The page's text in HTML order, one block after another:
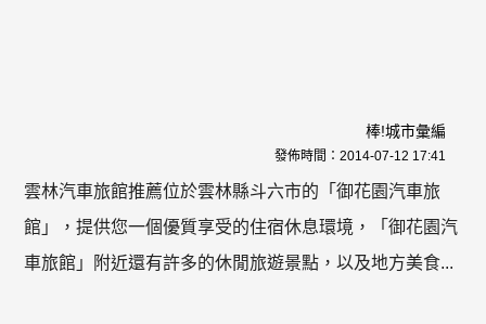
棒!城市彙編
發佈時間： 2014-07-12 17:41
雲林汽車旅館推薦位於雲林縣斗六市的「御花園汽車旅
館」，提供您一個優質享受的住宿休息環境，「御花園汽
車旅館」附近還有許多的休閒旅遊景點，以及地方美食...